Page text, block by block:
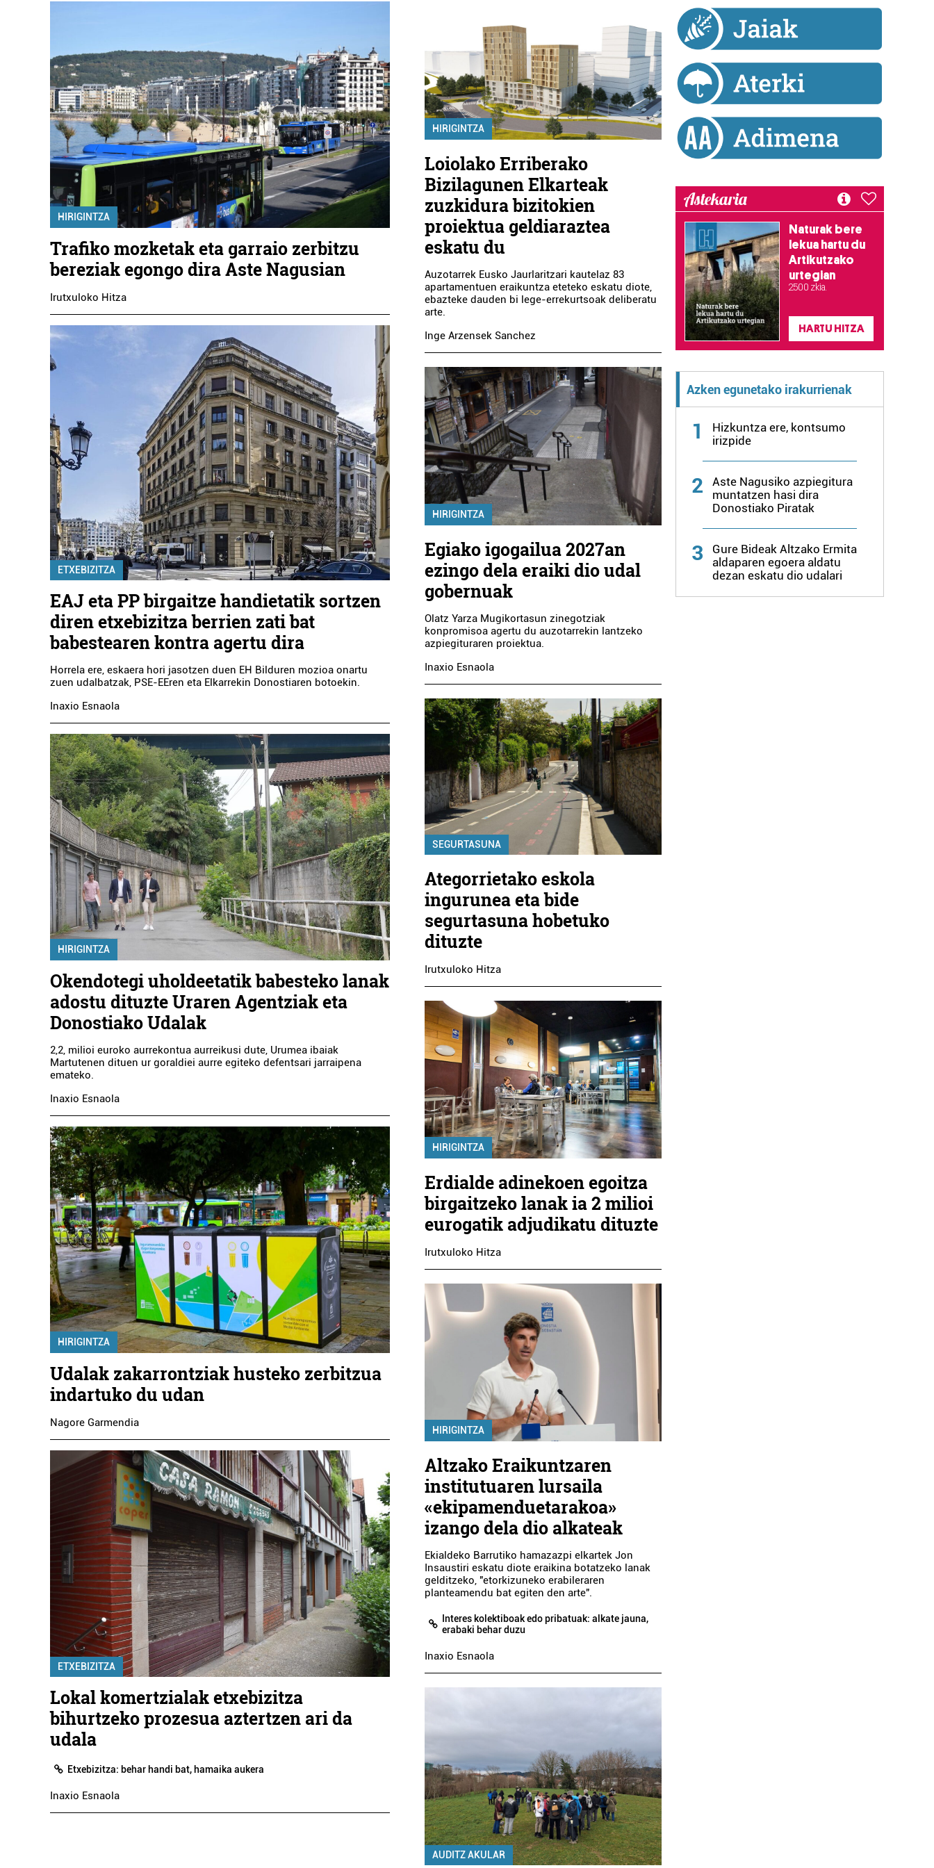
HIRIGINTZA
Trafiko mozketak eta garraio zerbitzu
bereziak egongo dira Aste Nagusian
Irutxuloko Hitza
ETXEBIZITZA
EAJ eta PP birgaitze handietatik sortzen
diren etxebizitza berrien zati bat
babestearen kontra agertu dira
Horrela ere, eskaera hori jasotzen duen EH Bilduren mozioa onartu
zuen udalbatzak, PSE-EEren eta Elkarrekin Donostiaren botoekin.
Inaxio Esnaola
HIRIGINTZA
Okendotegi uholdeetatik babesteko lanak
adostu dituzte Uraren Agentziak eta
Donostiako Udalak
2,2, milioi euroko aurrekontua aurreikusi dute, Urumea ibaiak
Martutenen dituen ur goraldiei aurre egiteko defentsari jarraipena
emateko.
Inaxio Esnaola
HIRIGINTZA
Udalak zakarrontziak husteko zerbitzua
indartuko du udan
Nagore Garmendia
ETXEBIZITZA
Lokal komertzialak etxebizitza
bihurtzeko prozesua aztertzen ari da
udala
Etxebizitza: behar handi bat, hamaika aukera
Inaxio Esnaola
HIRIGINTZA
Loiolako Erriberako
Bizilagunen Elkarteak
zuzkidura bizitokien
proiektua geldiaraztea
eskatu du
Auzotarrek Eusko Jaurlaritzari kautelaz 83
apartamentuen eraikuntza eteteko eskatu diote,
ebazteke dauden bi lege-errekurtsoak deliberatu
arte.
Inge Arzensek Sanchez
HIRIGINTZA
Egiako igogailua 2027an
ezingo dela eraiki dio udal
gobernuak
Olatz Yarza Mugikortasun zinegotziak
konpromisoa agertu du auzotarrekin lantzeko
azpiegituraren proiektua.
Inaxio Esnaola
SEGURTASUNA
Ategorrietako eskola
ingurunea eta bide
segurtasuna hobetuko
dituzte
Irutxuloko Hitza
HIRIGINTZA
Erdialde adinekoen egoitza
birgaitzeko lanak ia 2 milioi
eurogatik adjudikatu dituzte
Irutxuloko Hitza
HIRIGINTZA
Altzako Eraikuntzaren
institutuaren lursaila
«ekipamenduetarakoa»
izango dela dio alkateak
Ekialdeko Barrutiko hamazazpi elkartek Jon
Insaustiri eskatu diote eraikina botatzeko lanak
gelditzeko, "etorkizuneko erabileraren
planteamendu bat egiten den arte".
Interes kolektiboak edo pribatuak: alkate jauna,
erabaki behar duzu
Inaxio Esnaola
AUDITZ AKULAR
Astekaria
Naturak bere
lekua hartu du
Artikutzako
urtegian
2.500 zkia.
HARTU HITZA
Azken egunetako irakurrienak
1
Hizkuntza ere, kontsumo
irizpide
2
Aste Nagusiko azpiegitura
muntatzen hasi dira
Donostiako Piratak
3
Gure Bideak Altzako Ermita
aldaparen egoera aldatu
dezan eskatu dio udalari